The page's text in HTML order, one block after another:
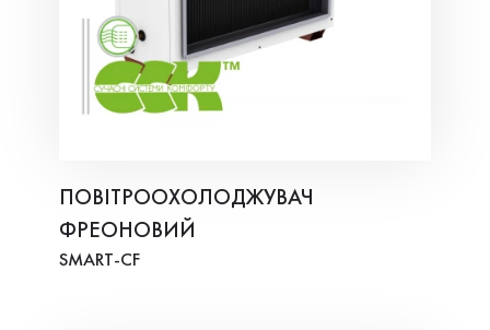
ПОВІТРООХОЛОДЖУВАЧ
ФРЕОНОВИЙ
SMART-СF